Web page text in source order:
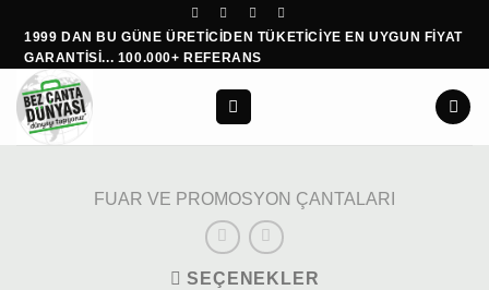
atla1999 DAN BU GÜNE ÜRETİCİDEN TÜKETİCİYE EN UYGUN FİYAT
GARANTİSİ... 100.000+ REFERANS
FUAR VE PROMOSYON ÇANTALARI
SEÇENEKLER